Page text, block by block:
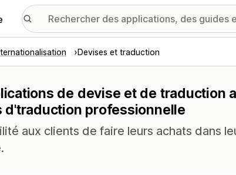
Devises et traduction
de devise et de traduction
d'traduction professionnelle
aux clients de faire leurs achats dans